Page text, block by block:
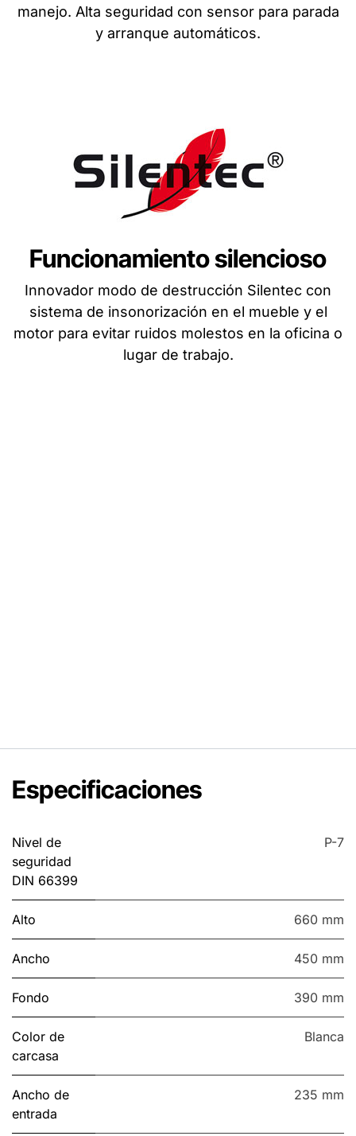
manejo. Alta seguridad con sensor para parada
y arranque automáticos.
Funcionamiento silencioso
Innovador modo de destrucción Silentec con
sistema de insonorización en el mueble y el
motor para evitar ruidos molestos en la oficina o
lugar de trabajo.
Especificaciones
Nivel de
seguridad
DIN 66399
P-7
Alto 660 mm
Ancho 450 mm
Fondo 390 mm
Color de
carcasa
Blanca
Ancho de
entrada
235 mm